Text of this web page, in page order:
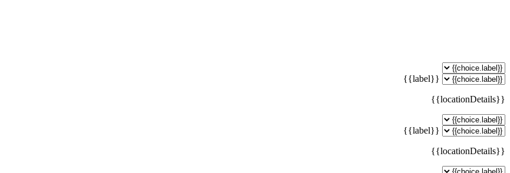
{{label}}
{{locationDetails}}
{{label}}
{{locationDetails}}